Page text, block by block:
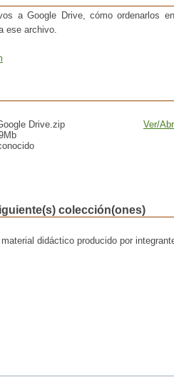
a Google Drive, cómo ordenarlos
ese archivo.
Drive.zip
Ver/
colección(ones)
didáctico producido por